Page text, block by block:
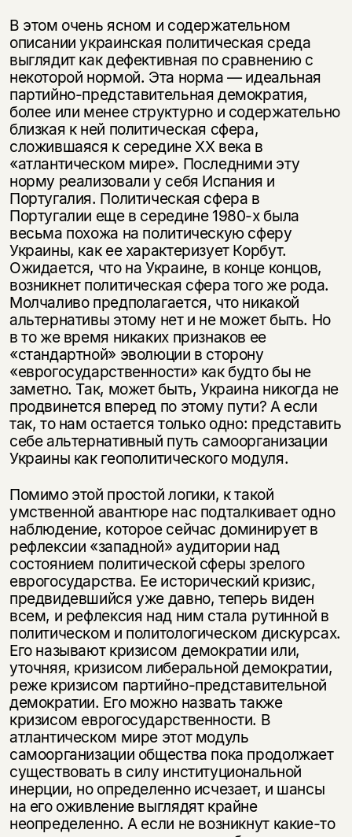
В этом очень ясном и содержательном
описании украинская политическая среда
выглядит как дефективная по сравнению с
некоторой нормой. Эта норма — идеальная
партийно-представительная демократия,
более или менее структурно и содержательно
близкая к ней политическая сфера,
сложившаяся к середине ХХ века в
«атлантическом мире». Последними эту
норму реализовали у себя Испания и
Португалия. Политическая сфера в
Португалии еще в середине 1980-х была
весьма похожа на политическую сферу
Украины, как ее характеризует Корбут.
Ожидается, что на Украине, в конце концов,
возникнет политическая сфера того же рода.
Молчаливо предполагается, что никакой
альтернативы этому нет и не может быть. Но
в то же время никаких признаков ее
«стандартной» эволюции в сторону
«еврогосударственности» как будто бы не
заметно. Так, может быть, Украина никогда не
продвинется вперед по этому пути? А если
так, то нам остается только одно: представить
себе альтернативный путь самоорганизации
Украины как геополитического модуля.
Помимо этой простой логики, к такой
умственной авантюре нас подталкивает одно
наблюдение, которое сейчас доминирует в
рефлексии «западной» аудитории над
состоянием политической сферы зрелого
еврогосударства. Ее исторический кризис,
предвидевшийся уже давно, теперь виден
всем, и рефлексия над ним стала рутинной в
политическом и политологическом дискурсах.
Его называют кризисом демократии или,
уточняя, кризисом либеральной демократии,
реже кризисом партийно-представительной
демократии. Его можно назвать также
кризисом еврогосударственности. В
атлантическом мире этот модуль
самоорганизации общества пока продолжает
существовать в силу институциональной
инерции, но определенно исчезает, и шансы
на его оживление выглядят крайне
неопределенно. А если не возникнут какие-то